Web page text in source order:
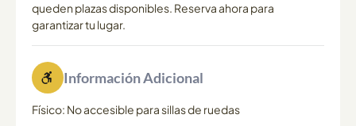
queden plazas disponibles. Reserva ahora para
garantizar tu lugar.
Información Adicional
Físico: No accesible para sillas de ruedas